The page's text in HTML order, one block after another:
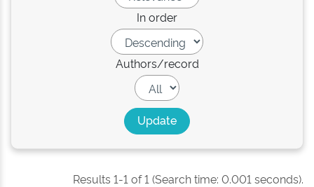
In order
Authors/record
Results 1-1 of 1 (Search time: 0.001 seconds).